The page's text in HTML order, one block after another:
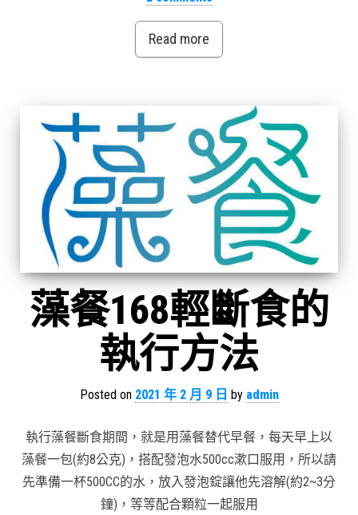
Read more
藻餐168輕斷食的
執行方法
Posted on 2021 年 2 月 9 日 by admin
執行藻餐斷食期間，就是用藻餐替代早餐，每天早上以
藻餐一包(約8公克)，搭配發泡水500cc漱口服用，所以請
先準備一杯500CC的水，放入發泡錠讓他先溶解(約2~3分
鐘)，等等配合顆粒一起服用